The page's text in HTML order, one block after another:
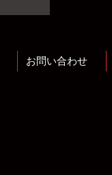
お問い合わせ